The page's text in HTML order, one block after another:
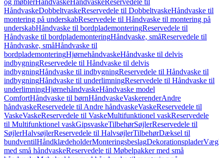
og møblerHåndvaskeHåndvaskeReservedele til
HåndvaskeDobbeltvaskeReservedele til DobbeltvaskeHåndvaske til
montering på underskabReservedele til Håndvaske til montering på
underskabHåndvaske til bordplademonteringReservedele til
Håndvaske til bordplademonteringHåndvaske, småReservedele til
Håndvaske, småHåndvaske til
bordplademonteringHjørnehåndvaskeHåndvaske til delvis
indbygningReservedele til Håndvaske til delvis
indbygningHåndvaske til indbygningReservedele til Håndvaske til
indbygningHåndvaske til underlimningReservedele til Håndvaske til
underlimningHjørnehåndvaskeHåndvaske model
ComfortHåndvaske til børnHåndvaskeVaskerenderAndre
håndvaskeReservedele til Andre håndvaskeVaskeReservedele til
VaskeVaskeReservedele til VaskeMultifunktionel vaskReservedele
til Multifunktionel vaskGipsvaskeTilbehørSøjlerReservedele til
SøjlerHalvsøjlerReservedele til HalvsøjlerTilbehørDæksel til
bundventilHåndklædeholderMonteringsbeslagDekorationsplader
med små håndvaskeReservedele til Møbelpakker med små